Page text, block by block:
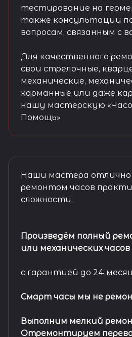
тестирование на
также консультации
вопросам, связанным с
Для качественного
свои стрелочные,
механические,
карманные или даже
нашу мастерскую
Помощь»
Наши мастера отлично
ремонтом часов
сложности.
Произведём полный
или механических часов
с гарантией до 24
Смарт часы мы не
Выполним мелкий
Отремонтируем